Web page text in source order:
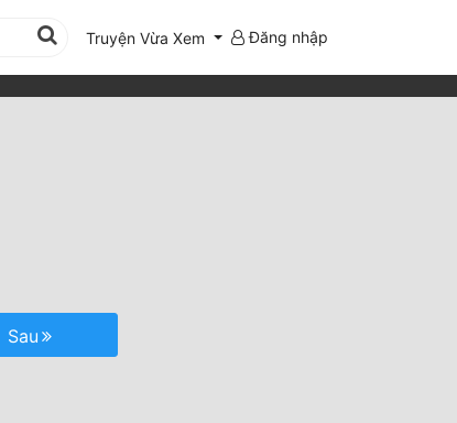
Truyện Vừa Xem Đăng nhập
Sau